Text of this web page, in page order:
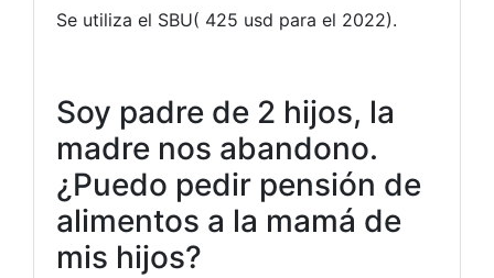
Se utiliza el SBU( 425 usd para el 2022).
Soy padre de 2 hijos, la
madre nos abandono.
¿Puedo pedir pensión de
alimentos a la mamá de
mis hijos?